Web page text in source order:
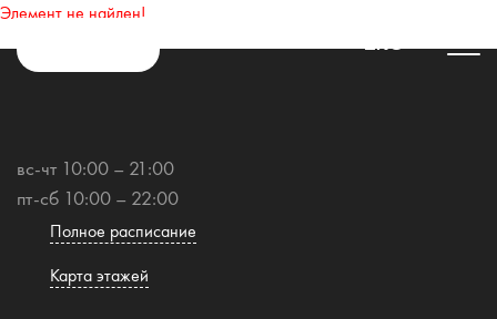
Элемент не найден!
вс-чт 10:00 – 21:00
пт-сб 10:00 – 22:00
Полное расписание
Карта этажей